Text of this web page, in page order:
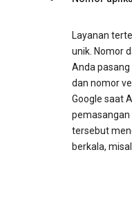
Layanan
unik. Nomor
Anda
dan nomor
Google saat
pemasangan
tersebut
berkala,